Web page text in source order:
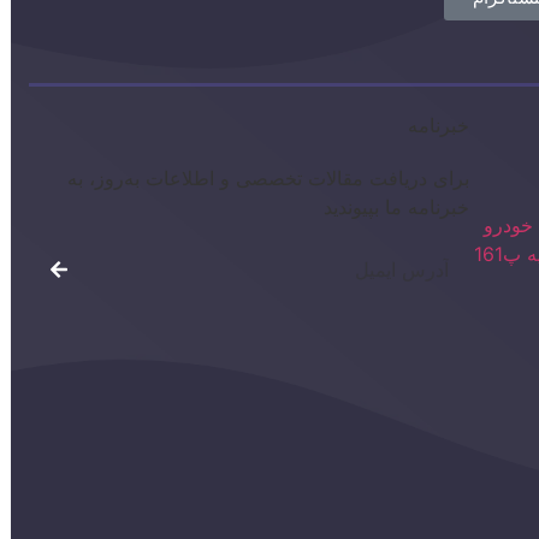
خبرنامه
برای دریافت مقالات تخصصی و اطلاعات به‌روز، به
خبرنامه ما بپیوندید